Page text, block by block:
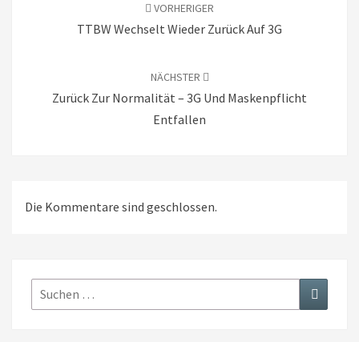
VORHERIGER
TTBW Wechselt Wieder Zurück Auf 3G
NÄCHSTER
Zurück Zur Normalität – 3G Und Maskenpflicht
Entfallen
Die Kommentare sind geschlossen.
Suchen
nach:
Suchen